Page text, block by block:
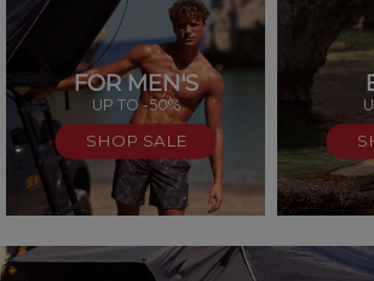
FOR MEN'S
UP TO -50%
SHOP SALE